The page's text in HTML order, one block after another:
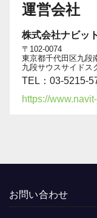
運営会社
株式会社ナビッ
〒102-0074
東京都千代田区九段
九段サウスサイドス
TEL：03-5215-
https://
お問い合わせ